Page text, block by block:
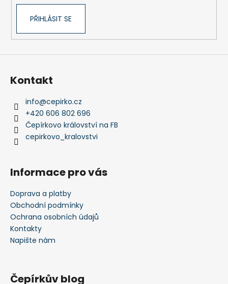
PŘIHLÁSIT SE
Kontakt
info@cepirko.cz
+420 606 802 696
Čepírkovo království na FB
cepirkovo_kralovstvi
Informace pro vás
Doprava a platby
Obchodní podmínky
Ochrana osobních údajů
Kontakty
Napište nám
Čepírkův blog